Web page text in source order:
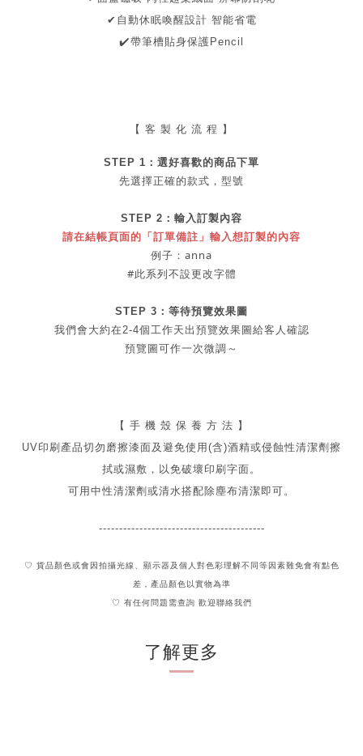
✔ 自動休眠喚醒設計 智能省電
✔️帶筆槽貼身保護Pencil
【 客 製 化 流 程 】
STEP 1： 選好喜歡的商品下單
先選擇正確的款式，型號
STEP 2： 輸入訂製內容
請在結帳頁面的「訂單備註」輸入想訂製的內容
例子：anna
#此系列不設更改字體
STEP 3：等待預覽效果圖
我們會大約在2-4個工作天出 預覽效果圖給客人確認
預覽圖可作一次微調～
【 手 機 殼 保 養 方 法 】
UV印刷產品切勿磨擦漆面及 避免使用(含)酒精或侵蝕性清潔劑擦
拭或濕敷，以免破壞印刷字面。
可用中性清潔劑或清水搭配除塵布清潔即可。
-----------------------------------------
♡ 貨品顏色或會因拍攝光線、顯示器及個人對色彩理解不同 等因素難免會有點色
差，產品顏色以實物為準
♡ 有任何問題需查詢 歡迎聯絡我們
了解更多